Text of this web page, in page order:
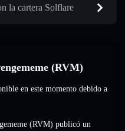
la cartera Solflare
(RVM)
en este momento debido a
(RVM) publicó un